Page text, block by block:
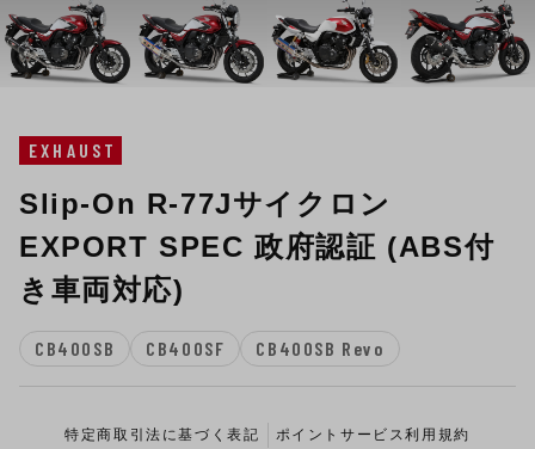
EXHAUST
Slip-On R-77Jサイクロン
EXPORT SPEC 政府認証 (ABS付
き車両対応)
CB400SB CB400SF CB400SB Revo
特定商取引法に基づく表記 ポイントサービス利用規約